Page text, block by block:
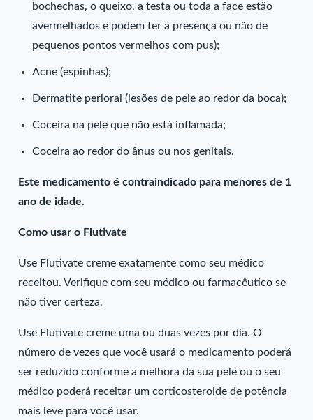
bochechas, o queixo, a testa ou toda a face estão
avermelhados e podem ter a presença ou não de
pequenos pontos vermelhos com pus);
Acne (espinhas);
Dermatite perioral (lesões de pele ao redor da boca);
Coceira na pele que não está inflamada;
Coceira ao redor do ânus ou nos genitais.
Este medicamento é contraindicado para menores de 1
ano de idade.
Como usar o Flutivate
Use Flutivate creme exatamente como seu médico
receitou. Verifique com seu médico ou farmacêutico se
não tiver certeza.
Use Flutivate creme uma ou duas vezes por dia. O
número de vezes que você usará o medicamento poderá
ser reduzido conforme a melhora da sua pele ou o seu
médico poderá receitar um corticosteroide de potência
mais leve para você usar.